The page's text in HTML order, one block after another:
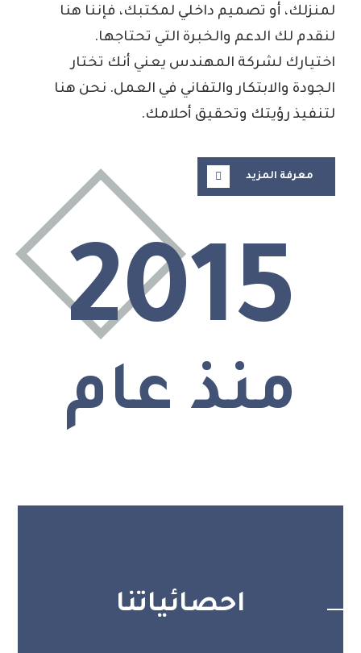
لمنزلك، أو تصميم داخلي لمكتبك، فإننا هنا
لنقدم لك الدعم والخبرة التي تحتاجها.
اختيارك لشركة المهندس يعني أنك تختار
الجودة والابتكار والتفاني في العمل. نحن هنا
لتنفيذ رؤيتك وتحقيق أحلامك.
معرفة المزيد
2015
منذ عام
احصائياتنا